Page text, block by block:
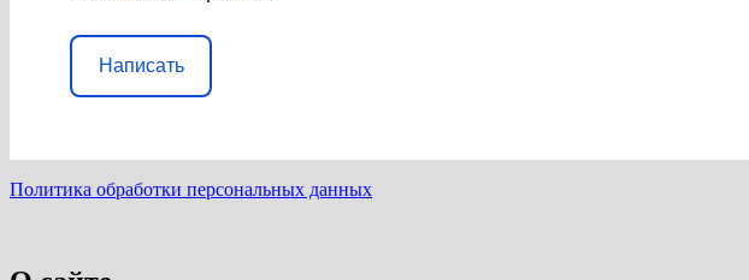
Написать
Политика обработки персональных данных